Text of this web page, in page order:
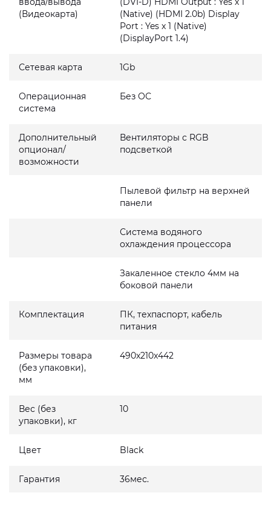
(Видеокарта)
(Native) (HDMI 2.0b) Display
Port : Yes x 1 (Native)
(DisplayPort 1.4)
Сетевая карта 1Gb
Операционная
система
Без ОС
Дополнительный
опционал/
возможности
Вентиляторы с RGB
подсветкой
Пылевой фильтр на верхней
панели
Система водяного
охлаждения процессора
Закаленное стекло 4мм на
боковой панели
Комплектация
ПК, техпаспорт, кабель
питания
Размеры товара
(без упаковки),
мм
490x210x442
Вес (без
упаковки), кг
10
Цвет Black
Гарантия 36мес.